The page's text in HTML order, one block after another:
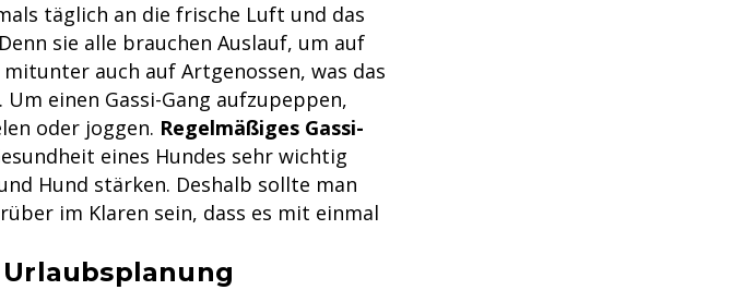
täglich an die frische Luft und das
sie alle brauchen Auslauf, um auf
auch auf Artgenossen, was das
einen Gassi-Gang aufzupeppen,
oder joggen. Regelmäßiges Gassi-
eines Hundes sehr wichtig
Hund stärken. Deshalb sollte man
im Klaren sein, dass es mit einmal